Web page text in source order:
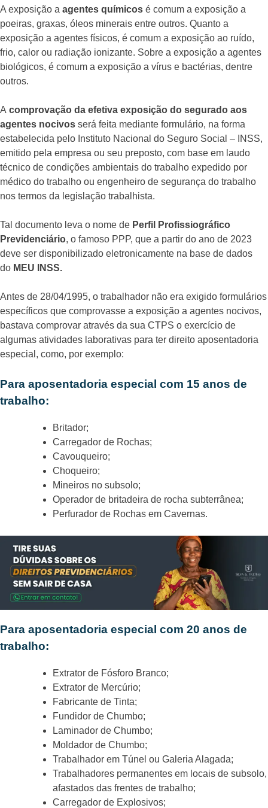
A exposição a agentes químicos é comum a exposição a
poeiras, graxas, óleos minerais entre outros. Quanto a
exposição a agentes físicos, é comum a exposição ao ruído,
frio, calor ou radiação ionizante. Sobre a exposição a agentes
biológicos, é comum a exposição a vírus e bactérias, dentre
outros.
A comprovação da efetiva exposição do segurado aos
agentes nocivos será feita mediante formulário, na forma
estabelecida pelo Instituto Nacional do Seguro Social – INSS,
emitido pela empresa ou seu preposto, com base em laudo
técnico de condições ambientais do trabalho expedido por
médico do trabalho ou engenheiro de segurança do trabalho
nos termos da legislação trabalhista.
Tal documento leva o nome de Perfil Profissiográfico
Previdenciário, o famoso PPP, que a partir do ano de 2023
deve ser disponibilizado eletronicamente na base de dados
do MEU INSS.
Antes de 28/04/1995, o trabalhador não era exigido formulários
específicos que comprovasse a exposição a agentes nocivos,
bastava comprovar através da sua CTPS o exercício de
algumas atividades laborativas para ter direito aposentadoria
especial, como, por exemplo:
Para aposentadoria especial com 15 anos de
trabalho:
Britador;
Carregador de Rochas;
Cavouqueiro;
Choqueiro;
Mineiros no subsolo;
Operador de britadeira de rocha subterrânea;
Perfurador de Rochas em Cavernas.
Para aposentadoria especial com 20 anos de
trabalho:
Extrator de Fósforo Branco;
Extrator de Mercúrio;
Fabricante de Tinta;
Fundidor de Chumbo;
Laminador de Chumbo;
Moldador de Chumbo;
Trabalhador em Túnel ou Galeria Alagada;
Trabalhadores permanentes em locais de subsolo,
afastados das frentes de trabalho;
Carregador de Explosivos;